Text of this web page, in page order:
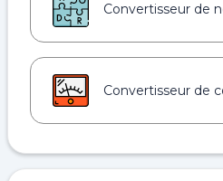
Convertisseur de
Convertisseur de